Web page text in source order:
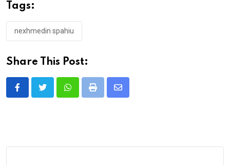
Tags:
nexhmedin spahiu
Share This Post:
WhatsappPrint
Share